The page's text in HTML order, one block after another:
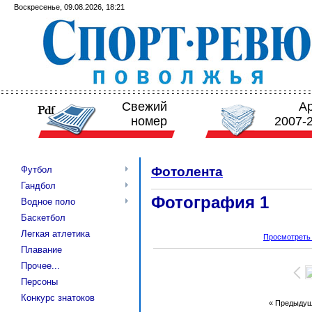
Воскресенье, 09.08.2026, 18:21
Свежий
номер
2007-
Футбол
Гандбол
Водное поло
Баскетбол
Легкая атлетика
Плавание
Прочее...
Персоны
Конкурс знатоков
Фотолента
Фотография 1
«